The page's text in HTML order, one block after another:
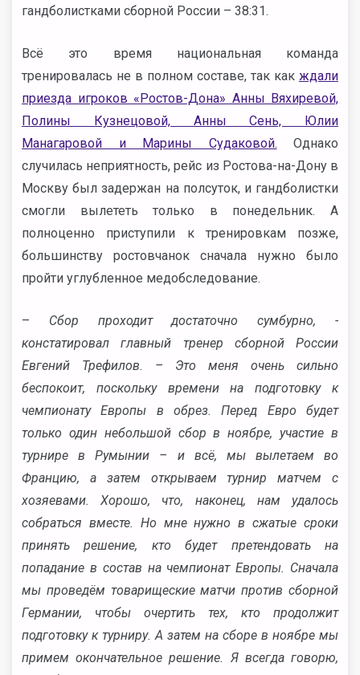
гандболистками сборной России – 38:31.
Всё это время национальная команда
тренировалась не в полном составе, так как ждали
приезда игроков «Ростов-Дона» Анны Вяхиревой,
Полины Кузнецовой, Анны Сень, Юлии
Манагаровой и Марины Судаковой. Однако
случилась неприятность, рейс из Ростова-на-Дону в
Москву был задержан на полсуток, и гандболистки
смогли вылететь только в понедельник. А
полноценно приступили к тренировкам позже,
большинству ростовчанок сначала нужно было
пройти углубленное медобследование.
– Сбор проходит достаточно сумбурно, -
констатировал главный тренер сборной России
Евгений Трефилов. – Это меня очень сильно
беспокоит, поскольку времени на подготовку к
чемпионату Европы в обрез. Перед Евро будет
только один небольшой сбор в ноябре, участие в
турнире в Румынии – и всё, мы вылетаем во
Францию, а затем открываем турнир матчем с
хозяевами. Хорошо, что, наконец, нам удалось
собраться вместе. Но мне нужно в сжатые сроки
принять решение, кто будет претендовать на
попадание в состав на чемпионат Европы. Сначала
мы проведём товарищеские матчи против сборной
Германии, чтобы очертить тех, кто продолжит
подготовку к турниру. А затем на сборе в ноябре мы
примем окончательное решение. Я всегда говорю,